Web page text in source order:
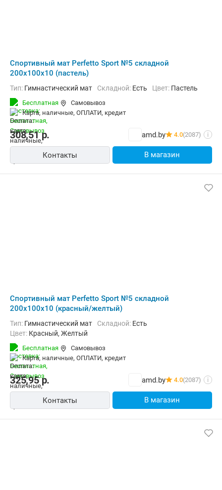
Cпортивный мат Perfetto Sport №5 складной
200x100x10 (пастель)
Тип: Гимнастический мат Складной: Есть Цвет: Пастель
Бесплатная
Самовывоз
карта, наличные, ОПЛАТИ, кредит
308,51р. amd.by 4.0(2087) i
Контакты В магазин
Cпортивный мат Perfetto Sport №5 складной
200x100x10 (красный/желтый)
Тип: Гимнастический мат Складной: Есть
Цвет: Красный, Желтый
Бесплатная
Самовывоз
карта, наличные, ОПЛАТИ, кредит
325,95р. amd.by 4.0(2087) i
Контакты В магазин